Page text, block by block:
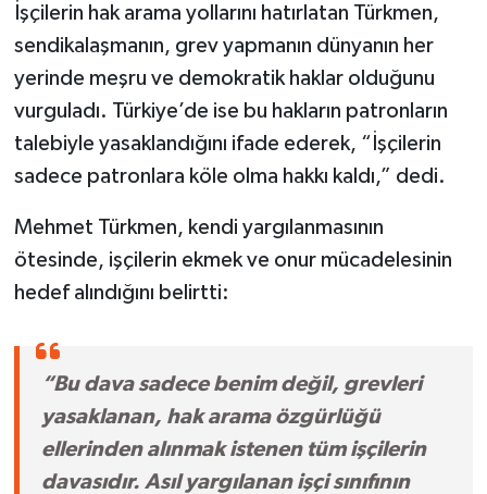
İşçilerin hak arama yollarını hatırlatan Türkmen,
sendikalaşmanın, grev yapmanın dünyanın her
yerinde meşru ve demokratik haklar olduğunu
vurguladı. Türkiye’de ise bu hakların patronların
talebiyle yasaklandığını ifade ederek, “İşçilerin
sadece patronlara köle olma hakkı kaldı,” dedi.
Mehmet Türkmen, kendi yargılanmasının
ötesinde, işçilerin ekmek ve onur mücadelesinin
hedef alındığını belirtti:
“Bu dava sadece benim değil, grevleri
yasaklanan, hak arama özgürlüğü
ellerinden alınmak istenen tüm işçilerin
davasıdır. Asıl yargılanan işçi sınıfının